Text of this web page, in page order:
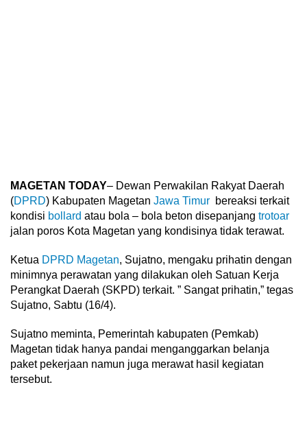
MAGETAN TODAY– Dewan Perwakilan Rakyat Daerah
(DPRD) Kabupaten Magetan Jawa Timur bereaksi terkait
kondisi bollard atau bola – bola beton disepanjang trotoar
jalan poros Kota Magetan yang kondisinya tidak terawat.
Ketua DPRD Magetan, Sujatno, mengaku prihatin dengan
minimnya perawatan yang dilakukan oleh Satuan Kerja
Perangkat Daerah (SKPD) terkait. ” Sangat prihatin,” tegas
Sujatno, Sabtu (16/4).
Sujatno meminta, Pemerintah kabupaten (Pemkab)
Magetan tidak hanya pandai menganggarkan belanja
paket pekerjaan namun juga merawat hasil kegiatan
tersebut.